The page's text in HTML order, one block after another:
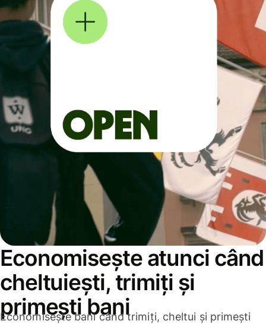
Economisește atunci când
cheltuiești, trimiți și
primești bani
Economisește bani când trimiți, cheltui și primești